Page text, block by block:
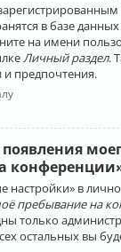
в базе
на имени
Личный раздел.
и предпочтения.
настройки» в
пребывание на
только
остальных вы